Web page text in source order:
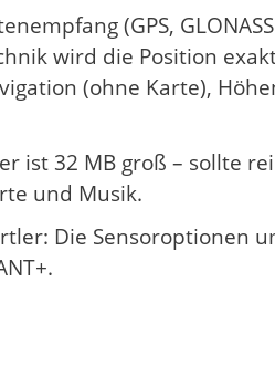
(GPS,
wird die Position
(ohne Karte),
ist 32 MB groß – sollte
und Musik.
Die Sensoroptionen